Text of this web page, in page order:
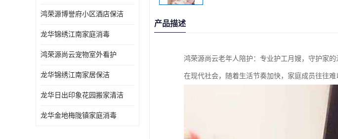
鸿荣源博誉府小区酒店保洁
龙华锦绣江南家庭消毒
鸿荣源尚云宠物室外看护
龙华锦绣江南家居保洁
龙华日出印象花园搬家清洁
龙华金地梅陇镇家庭消毒
产品描述
鸿荣源尚云老年人陪护：专业护工月嫂，守护家的
在现代社会，随着生活节奏加快，家庭成员往往